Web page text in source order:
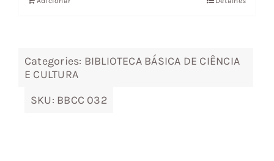
era:
Categories: BIBLIOTECA BÁSICA DE CIÊNCIA
E CULTURA
SKU: BBCC 032